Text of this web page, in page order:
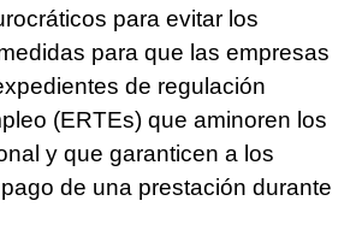
para evitar los
para que las empresas
de regulación
(ERTEs) que aminoren los
y que garanticen a los
de una prestación durante